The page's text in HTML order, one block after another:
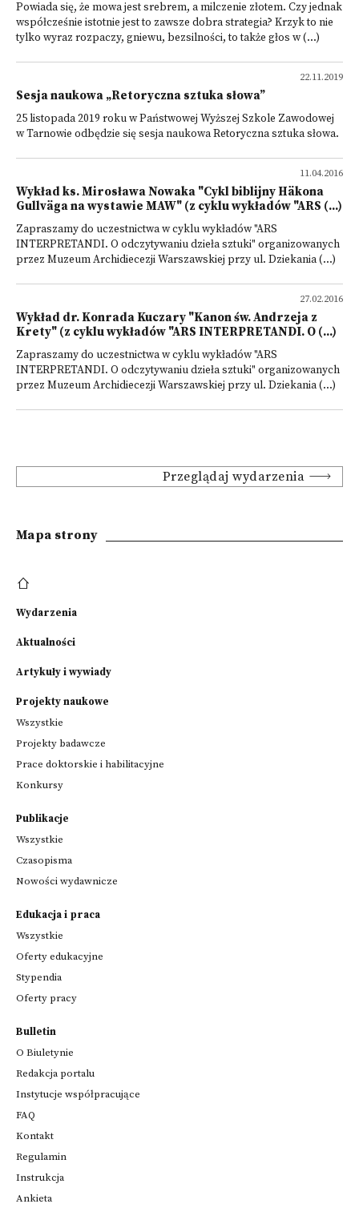
Powiada się, że mowa jest srebrem, a milczenie złotem. Czy jednak
współcześnie istotnie jest to zawsze dobra strategia? Krzyk to nie
tylko wyraz rozpaczy, gniewu, bezsilności, to także głos w (...)
22.11.2019
Sesja naukowa „Retoryczna sztuka słowa”
25 listopada 2019 roku w Państwowej Wyższej Szkole Zawodowej
w Tarnowie odbędzie się sesja naukowa Retoryczna sztuka słowa.
11.04.2016
Wykład ks. Mirosława Nowaka "Cykl biblijny Häkona
Gullväga na wystawie MAW" (z cyklu wykładów "ARS (...)
Zapraszamy do uczestnictwa w cyklu wykładów "ARS
INTERPRETANDI. O odczytywaniu dzieła sztuki" organizowanych
przez Muzeum Archidiecezji Warszawskiej przy ul. Dziekania (...)
27.02.2016
Wykład dr. Konrada Kuczary "Kanon św. Andrzeja z
Krety" (z cyklu wykładów "ARS INTERPRETANDI. O (...)
Zapraszamy do uczestnictwa w cyklu wykładów "ARS
INTERPRETANDI. O odczytywaniu dzieła sztuki" organizowanych
przez Muzeum Archidiecezji Warszawskiej przy ul. Dziekania (...)
Przeglądaj wydarzenia
Mapa strony
Wydarzenia
Aktualności
Artykuły i wywiady
Projekty naukowe
Wszystkie
Projekty badawcze
Prace doktorskie i habilitacyjne
Konkursy
Publikacje
Wszystkie
Czasopisma
Nowości wydawnicze
Edukacja i praca
Wszystkie
Oferty edukacyjne
Stypendia
Oferty pracy
Bulletin
O Biuletynie
Redakcja portalu
Instytucje współpracujące
FAQ
Kontakt
Regulamin
Instrukcja
Ankieta